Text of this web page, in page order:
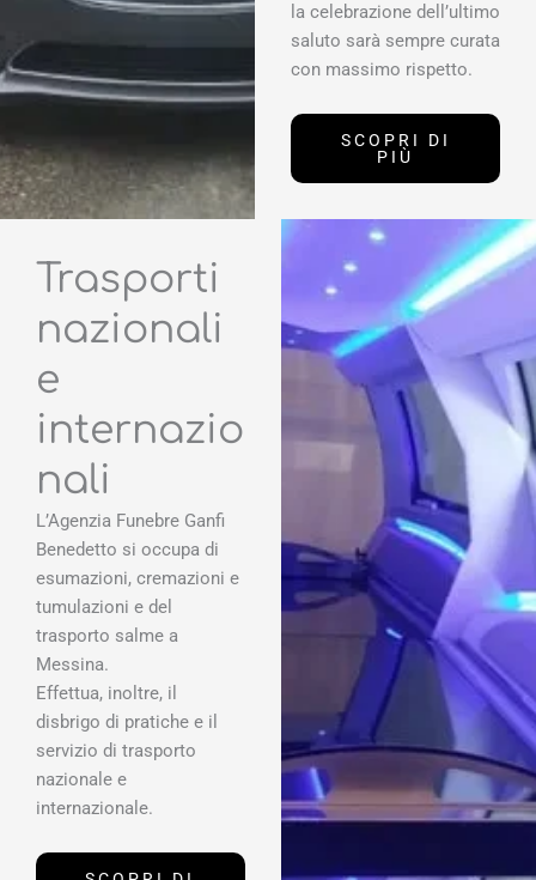
la celebrazione dell’ultimo
saluto sarà sempre curata
con massimo rispetto.
SCOPRI DI
PIÙ
Trasporti
nazionali
e
internazio
nali
L’Agenzia Funebre Ganfi
Benedetto si occupa di
esumazioni, cremazioni e
tumulazioni e del
trasporto salme a
Messina.
Effettua, inoltre, il
disbrigo di pratiche e il
servizio di trasporto
nazionale e
internazionale.